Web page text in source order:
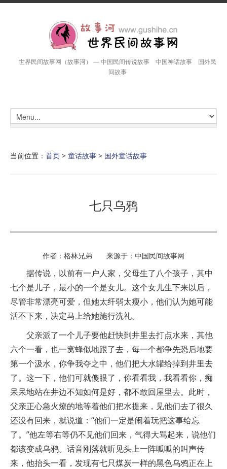
世界民间故事网（故事河） — 中国民间传说故事 中国神话故事 国外民
间故事
当前位置： 首页 > 童话故事 > 国外童话故事
七只乌鸦
作者：格林兄弟 来源于：中国民间故事网
据传说，以前有一户人家，父母生了八个孩子，其中
七个是儿子，最小的一个是女儿。这个女儿生下来以后，
尽管非常漂亮可爱，但她太纤弱太瘦小，他们认为她可能
活不下来，决定马上给她施行洗礼。
父亲派了一个儿子要他赶快到井里去打点水来，其他
六个一看，也一窝蜂似地跟了去，每一个都争先恐后地要
第一个汲水，你争我夺之中，他们把大水罐给掉到井里去
了。这一下，他们可就傻眼了，你看看我，我看看你，痴
呆呆地站在井边不知如何是好，都不敢回屋里去。此时，
父亲正心急火燎的地等着他们把水提来，见他们去了很久
还没有回来，就说道：“他们一定是闹着玩把这事给忘
了。”他左等右等仍不见他们回来，气得大骂起来，说他们
都该变成乌鸦。话音刚落就听见头上一阵呱呱的叫声传
来，他抬头一看，发现有七只煤炭一样的黑色乌鸦正在上